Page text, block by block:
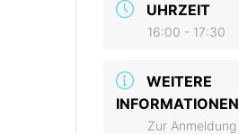
UHRZEIT
16:00 - 17:30
WEITERE
INFORMATIONEN
Zur Anmeldung